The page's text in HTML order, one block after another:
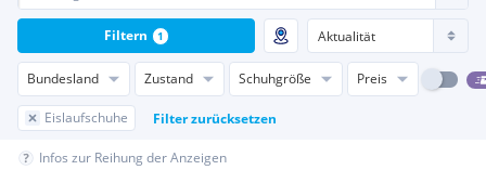
Bundesland Zustand Schuhgröße Preis
Eislaufschuhe Filter zurücksetzen
Filtern 1
Infos zur Reihung der Anzeigen